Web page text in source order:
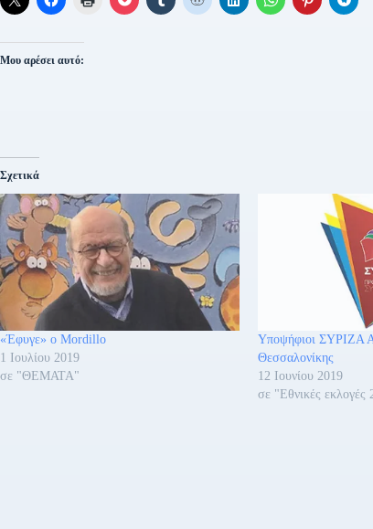
Μου αρέσει αυτό:
Σχετικά
«Έφυγε» ο Mordillo
1 Ιουλίου 2019
σε "ΘΕΜΑΤΑ"
Υποψήφιοι ΣΥΡΙΖΑ
Θεσσαλονίκης
12 Ιουνίου 2019
σε "Εθνικές εκλογές